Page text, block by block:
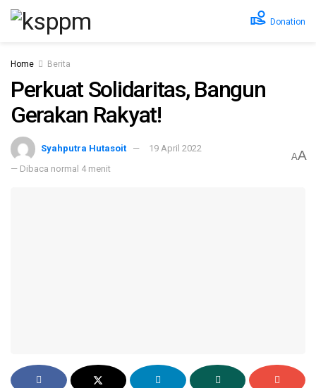
Donation
Home Berita
Perkuat Solidaritas, Bangun
Gerakan Rakyat!
Syahputra Hutasoit
19 April 2022
— Dibaca normal 4 menit
AA